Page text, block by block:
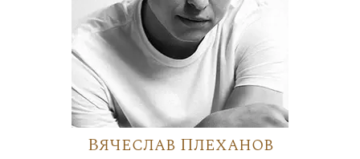
Вячеслав Плеханов